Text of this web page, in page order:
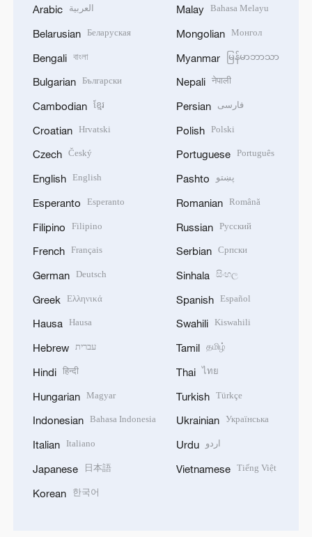
Arabic العربية
Belarusian Беларуская
Bengali বাংলা
Bulgarian Български
Cambodian ខ្មែរ
Croatian Hrvatski
Czech Český
English English
Esperanto Esperanto
Filipino Filipino
French Français
German Deutsch
Greek Ελληνικά
Hausa Hausa
Hebrew עברית
Hindi हिन्दी
Hungarian Magyar
Indonesian Bahasa Indonesia
Italian Italiano
Japanese 日本語
Korean 한국어
Malay Bahasa Melayu
Mongolian Монгол
Myanmar မြန်မာဘာသာ
Nepali नेपाली
Persian فارسی
Polish Polski
Portuguese Português
Pashto پښتو
Romanian Română
Russian Русский
Serbian Српски
Sinhala සිංහල
Spanish Español
Swahili Kiswahili
Tamil தமிழ்
Thai ไทย
Turkish Türkçe
Ukrainian Українська
Urdu اردو
Vietnamese Tiếng Việt